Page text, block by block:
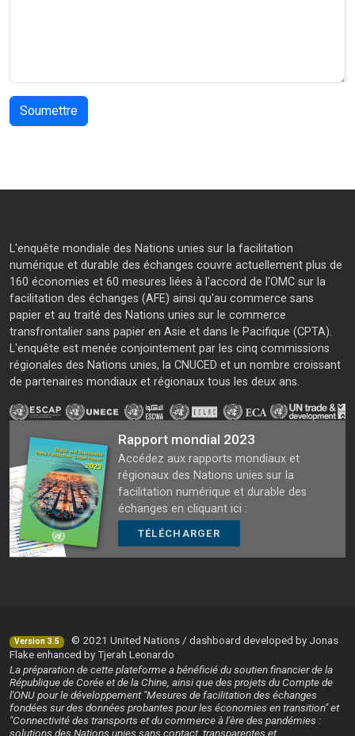
L'enquête mondiale des Nations unies sur la facilitation
numérique et durable des échanges couvre actuellement plus de
160 économies et 60 mesures liées à l'accord de l'OMC sur la
facilitation des échanges (AFE) ainsi qu'au commerce sans
papier et au traité des Nations unies sur le commerce
transfrontalier sans papier en Asie et dans le Pacifique (CPTA).
L'enquête est menée conjointement par les cinq commissions
régionales des Nations unies, la CNUCED et un nombre croissant
de partenaires mondiaux et régionaux tous les deux ans.
Rapport mondial 2023
Accédez aux rapports mondiaux et
régionaux des Nations unies sur la
facilitation numérique et durable des
échanges en cliquant ici :
TÉLÉCHARGER
Version 3.5
© 2021 United Nations / dashboard developed by Jonas
Flake enhanced by Tjerah Leonardo
La préparation de cette plateforme a bénéficié du soutien financier de la
République de Corée et de la Chine, ainsi que des projets du Compte de
l'ONU pour le développement "Mesures de facilitation des échanges
fondées sur des données probantes pour les économies en transition" et
"Connectivité des transports et du commerce à l'ère des pandémies :
solutions des Nations unies sans contact, transparentes et